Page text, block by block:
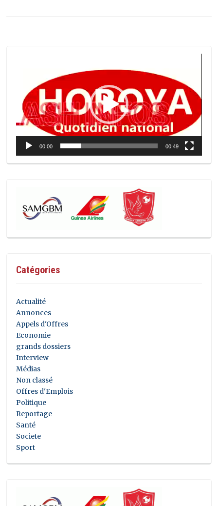
00:00 00:49
Catégories
Actualité
Annonces
Appels d'Offres
Economie
grands dossiers
Interview
Médias
Non classé
Offres d'Emplois
Politique
Reportage
Santé
Societe
Sport